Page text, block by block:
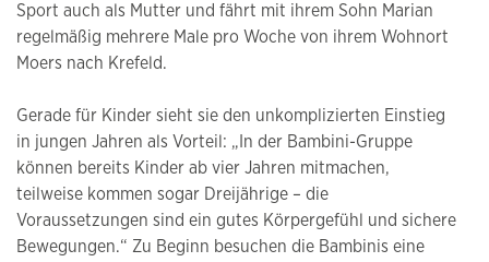
Sport auch als Mutter und fährt mit ihrem Sohn Marian
regelmäßig mehrere Male pro Woche von ihrem Wohnort
Moers nach Krefeld.
Gerade für Kinder sieht sie den unkomplizierten Einstieg
in jungen Jahren als Vorteil: „In der Bambini-Gruppe
können bereits Kinder ab vier Jahren mitmachen,
teilweise kommen sogar Dreijährige – die
Voraussetzungen sind ein gutes Körpergefühl und sichere
Bewegungen.“ Zu Beginn besuchen die Bambinis eine